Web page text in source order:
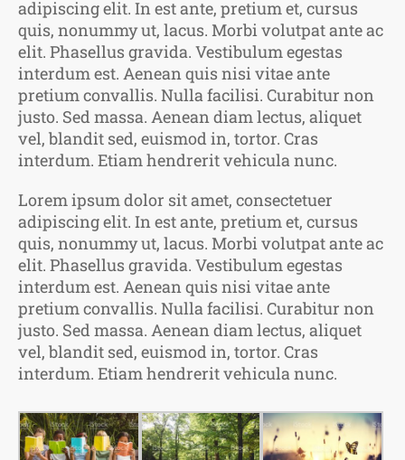
adipiscing elit. In est ante, pretium et, cursus
quis, nonummy ut, lacus. Morbi volutpat ante ac
elit. Phasellus gravida. Vestibulum egestas
interdum est. Aenean quis nisi vitae ante
pretium convallis. Nulla facilisi. Curabitur non
justo. Sed massa. Aenean diam lectus, aliquet
vel, blandit sed, euismod in, tortor. Cras
interdum. Etiam hendrerit vehicula nunc.
Lorem ipsum dolor sit amet, consectetuer
adipiscing elit. In est ante, pretium et, cursus
quis, nonummy ut, lacus. Morbi volutpat ante ac
elit. Phasellus gravida. Vestibulum egestas
interdum est. Aenean quis nisi vitae ante
pretium convallis. Nulla facilisi. Curabitur non
justo. Sed massa. Aenean diam lectus, aliquet
vel, blandit sed, euismod in, tortor. Cras
interdum. Etiam hendrerit vehicula nunc.